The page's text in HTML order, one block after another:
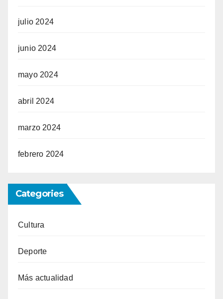
julio 2024
junio 2024
mayo 2024
abril 2024
marzo 2024
febrero 2024
Categories
Cultura
Deporte
Más actualidad